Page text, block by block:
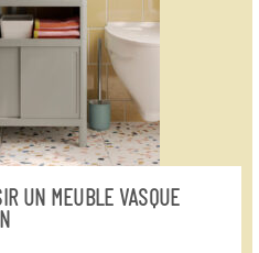
UN MEUBLE VASQUE